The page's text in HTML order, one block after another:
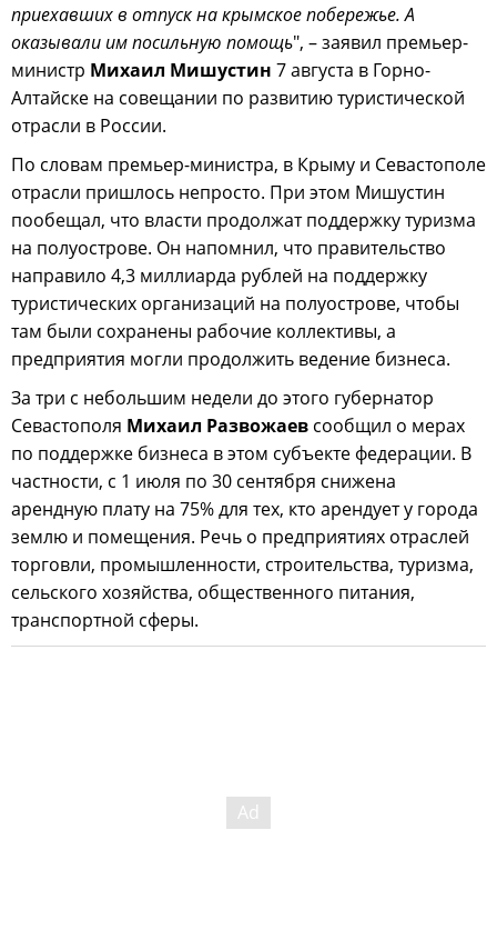
приехавших в отпуск на крымское побережье. А
оказывали им посильную помощь", – заявил премьер-
министр Михаил Мишустин 7 августа в Горно-
Алтайске на совещании по развитию туристической
отрасли в России.
По словам премьер-министра, в Крыму и Севастополе
отрасли пришлось непросто. При этом Мишустин
пообещал, что власти продолжат поддержку туризма
на полуострове. Он напомнил, что правительство
направило 4,3 миллиарда рублей на поддержку
туристических организаций на полуострове, чтобы
там были сохранены рабочие коллективы, а
предприятия могли продолжить ведение бизнеса.
За три с небольшим недели до этого губернатор
Севастополя Михаил Развожаев сообщил о мерах
по поддержке бизнеса в этом субъекте федерации. В
частности, с 1 июля по 30 сентября снижена
арендную плату на 75% для тех, кто арендует у города
землю и помещения. Речь о предприятиях отраслей
торговли, промышленности, строительства, туризма,
сельского хозяйства, общественного питания,
транспортной сферы.